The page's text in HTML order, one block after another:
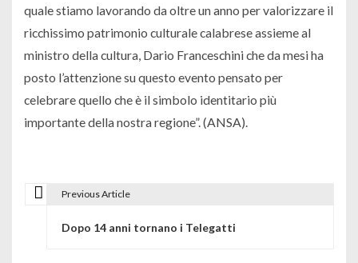
quale stiamo lavorando da oltre un anno per valorizzare il
ricchissimo patrimonio culturale calabrese assieme al
ministro della cultura, Dario Franceschini che da mesi ha
posto l’attenzione su questo evento pensato per
celebrare quello che è il simbolo identitario più
importante della nostra regione”. (ANSA).
Previous Article
Dopo 14 anni tornano i Telegatti